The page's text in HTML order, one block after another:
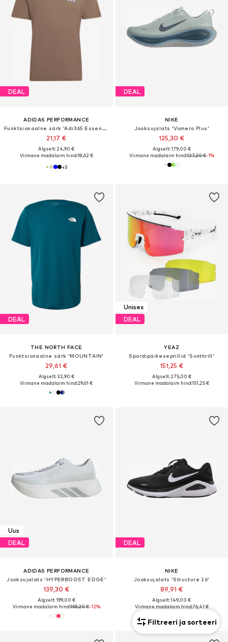
DEAL
ADIDAS PERFORMANCE
Funktsionaalne särk 'Adi365 Essentials'
21,17 €
Algselt: 24,90 €
Viimane madalaim hind:18,62 €
+3
DEAL
NIKE
Jooksujalats 'Vomero Plus'
125,30 €
Algselt: 179,00 €
Viimane madalaim hind:127,20 €-1%
DEAL
THE NORTH FACE
Funktsionaalne särk 'MOUNTAIN'
29,61 €
Algselt: 32,90 €
Viimane madalaim hind:29,61 €
Unisex
DEAL
YEAZ
Spordipäikeseprillid 'Sunthrill'
151,25 €
Algselt: 275,00 €
Viimane madalaim hind:151,25 €
Uus
DEAL
ADIDAS PERFORMANCE
Jooksujalats 'HYPERBOOST EDGE'
139,30 €
Algselt: 199,00 €
Viimane madalaim hind:159,20 €-12%
DEAL
NIKE
Jooksujalats 'Structure 26'
89,91 €
Algselt: 149,00 €
Viimane madalaim hind:76,41 €
Filtreeri ja sorteeri